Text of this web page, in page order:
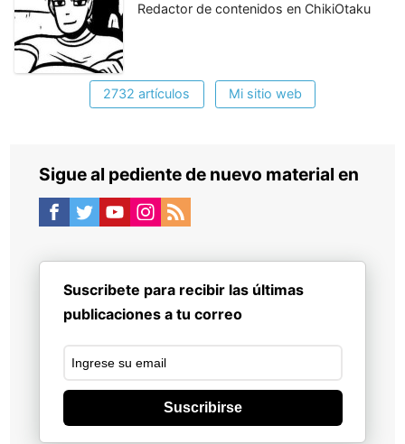
Redactor de contenidos en ChikiOtaku
2732 artículos Mi sitio web
Sigue al pediente de nuevo material en
Suscribete para recibir las últimas
publicaciones a tu correo
Suscribirse